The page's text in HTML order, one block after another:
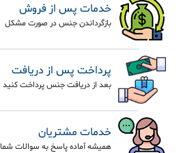
خدمات پس از فروش
بازگرداندن جنس در صورت مشکل
پرداخت پس از دریافت
بعد از دریافت جنس پرداخت کنید
خدمات مشتریان
همیشه آماده پاسخ به سوالات شما